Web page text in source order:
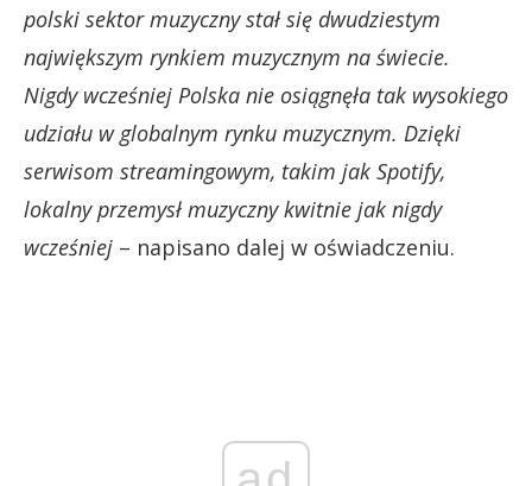
polski sektor muzyczny stał się dwudziestym
największym rynkiem muzycznym na świecie.
Nigdy wcześniej Polska nie osiągnęła tak wysokiego
udziału w globalnym rynku muzycznym. Dzięki
serwisom streamingowym, takim jak Spotify,
lokalny przemysł muzyczny kwitnie jak nigdy
wcześniej – napisano dalej w oświadczeniu.